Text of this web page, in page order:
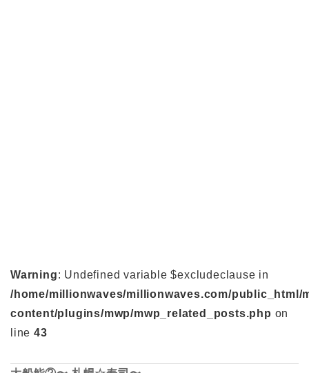
Warning: Undefined variable $excludeclause in
/home/millionwaves/millionwaves.com/public_html/
content/plugins/mwp/mwp_related_posts.php on
line 43